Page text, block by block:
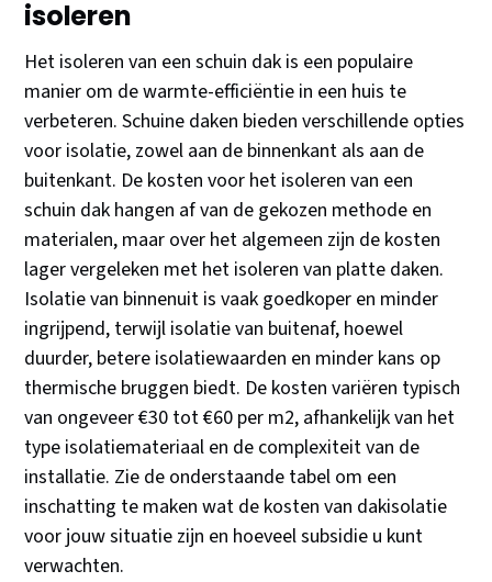
isoleren
Het isoleren van een schuin dak is een populaire
manier om de warmte-efficiëntie in een huis te
verbeteren. Schuine daken bieden verschillende opties
voor isolatie, zowel aan de binnenkant als aan de
buitenkant. De kosten voor het isoleren van een
schuin dak hangen af van de gekozen methode en
materialen, maar over het algemeen zijn de kosten
lager vergeleken met het isoleren van platte daken.
Isolatie van binnenuit is vaak goedkoper en minder
ingrijpend, terwijl isolatie van buitenaf, hoewel
duurder, betere isolatiewaarden en minder kans op
thermische bruggen biedt. De kosten variëren typisch
van ongeveer €30 tot €60 per m2, afhankelijk van het
type isolatiemateriaal en de complexiteit van de
installatie. Zie de onderstaande tabel om een
inschatting te maken wat de kosten van dakisolatie
voor jouw situatie zijn en hoeveel subsidie u kunt
verwachten.